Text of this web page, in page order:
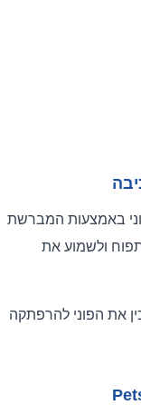
באמצעות המברשת
ולשמוע את
את הפוני להרפתקה